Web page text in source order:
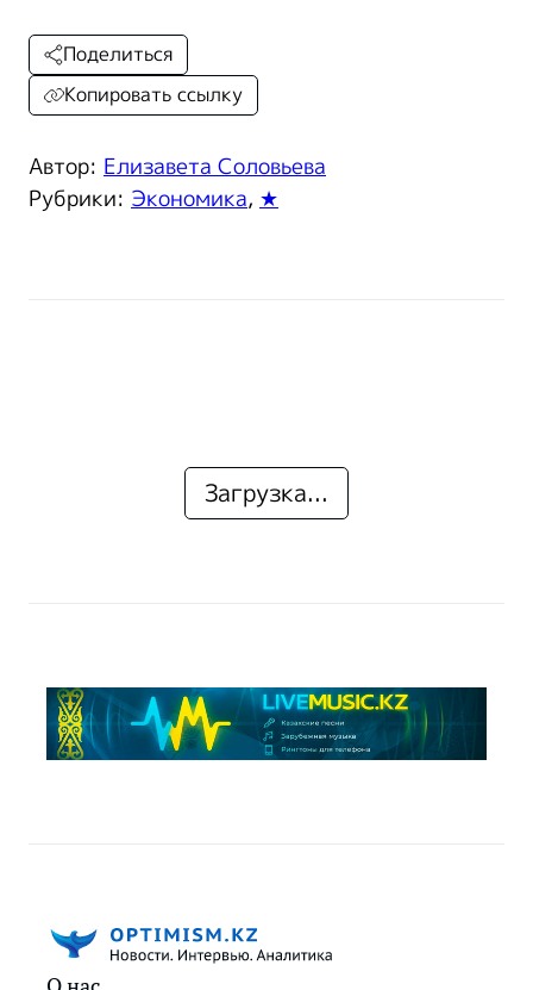
Автор: Елизавета Соловьева
Рубрики: Экономика, ★
Поделиться
Копировать ссылку
Загрузка...